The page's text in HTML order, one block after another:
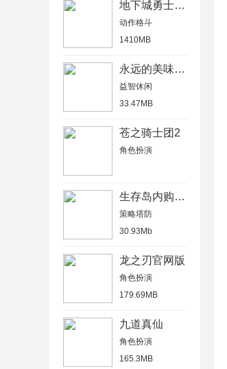
地下城勇士官网版
动作格斗
1410MB
永远的美味星球4破解版
益智休闲
33.47MB
苍之骑士团2
角色扮演
生存岛内购破解版
策略塔防
30.93Mb
龙之刃官网版
角色扮演
179.69MB
九道真仙
角色扮演
165.3MB